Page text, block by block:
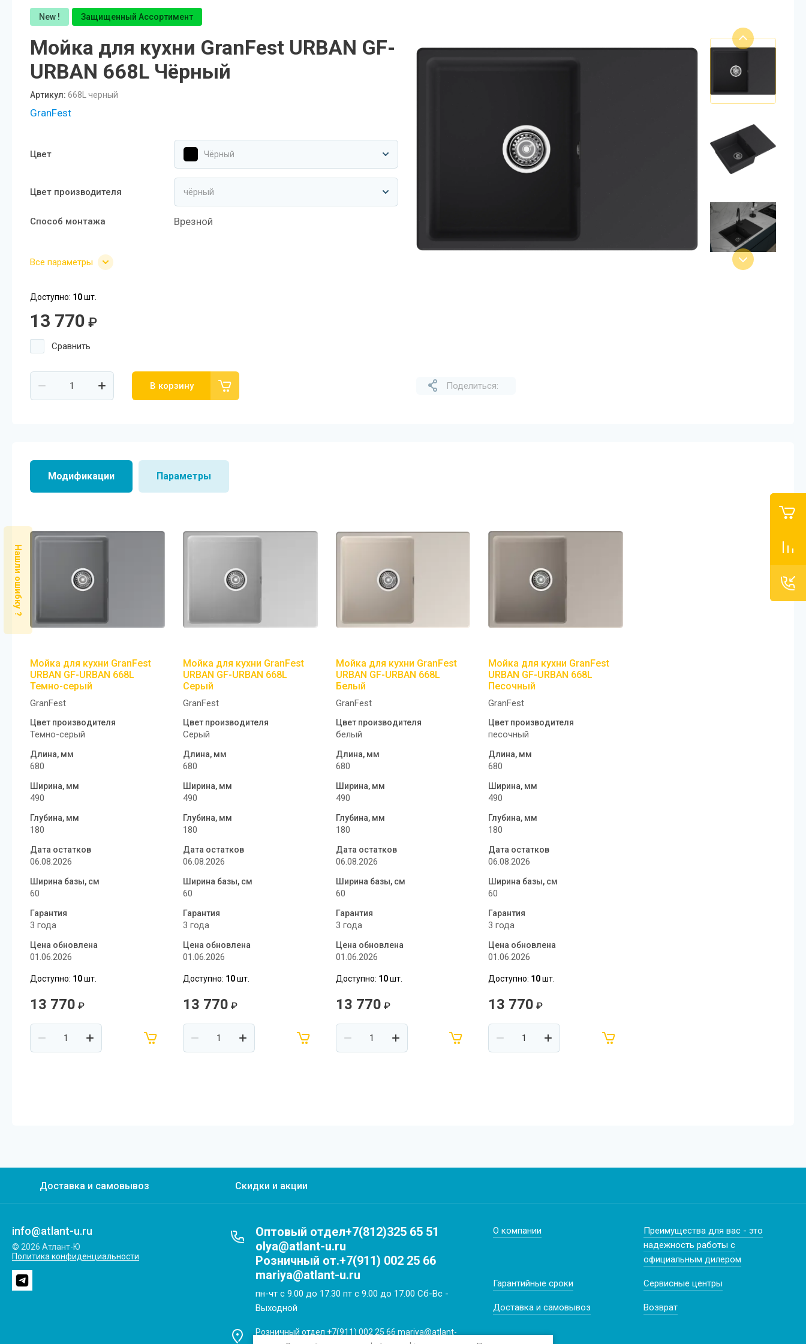
PAULMARK VELLO YUMI LASSAN
PAULMARK NEXT UN
PAULMARK REFINE SYSTEM
Paulmark Презентация Мойка+коландер
Ролл-маты PAULMARK
Мойки PAULMARK VAST-PRO, BRIM-PRO
Посудомоечные машины MIDEA
SCANDILUX
SCANDILUX видео-обзор стиральных
Семинар
New ! Защищенный Ассортимент
Мойка для кухни GranFest URBAN GF-
URBAN 668L Чёрный
Артикул: 668L черный
GranFest
Цвет Чёрный
Цвет производителя
Способ монтажа Врезной
Все параметры
Доступно: 10шт.
13 770 ₽
Сравнить
В корзину Поделиться:
Модификации Параметры
Мойка для кухни GranFest
URBAN GF-URBAN 668L
Темно-серый
GranFest
Цвет производителя
Темно-серый
Длина, мм
680
Ширина, мм
490
Глубина, мм
180
Дата остатков
06.08.2026
Ширина базы, см
60
Гарантия
3 года
Цена обновлена
01.06.2026
Доступно: 10шт.
13 770 ₽
Мойка для кухни GranFest
URBAN GF-URBAN 668L
Серый
GranFest
Цвет производителя
Серый
Длина, мм
680
Ширина, мм
490
Глубина, мм
180
Дата остатков
06.08.2026
Ширина базы, см
60
Гарантия
3 года
Цена обновлена
01.06.2026
Доступно: 10шт.
13 770 ₽
Мойка для кухни GranFest
URBAN GF-URBAN 668L
Белый
GranFest
Цвет производителя
белый
Длина, мм
680
Ширина, мм
490
Глубина, мм
180
Дата остатков
06.08.2026
Ширина базы, см
60
Гарантия
3 года
Цена обновлена
01.06.2026
Доступно: 10шт.
13 770 ₽
Мойка для кухни GranFest
URBAN GF-URBAN 668L
Песочный
GranFest
Цвет производителя
песочный
Длина, мм
680
Ширина, мм
490
Глубина, мм
180
Дата остатков
06.08.2026
Ширина базы, см
60
Гарантия
3 года
Цена обновлена
01.06.2026
Доступно: 10шт.
13 770 ₽
Нашли ошибку ?
Доставка и самовывоз Скидки и акции
info@atlant-u.ru
© 2026 Атлант-Ю
Политика конфиденциальности
Оптовый отдел+7(812)325 65 51
olya@atlant-u.ru
Розничный от.+7(911) 002 25 66
mariya@atlant-u.ru
пн-чт с 9.00 до 17.30 пт с 9.00 до 17.00 Сб-Вс -
Выходной
Розничный отдел +7(911) 002 25 66 mariya@atlant-
О компании
Преимущества для вас - это
надежность работы с
официальным дилером
Гарантийные сроки Сервисные центры
Доставка и самовывоз Возврат